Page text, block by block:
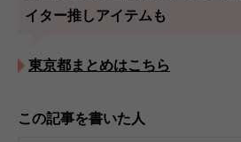
イター推しアイテムも
東京都まとめはこちら
この記事を書いた人